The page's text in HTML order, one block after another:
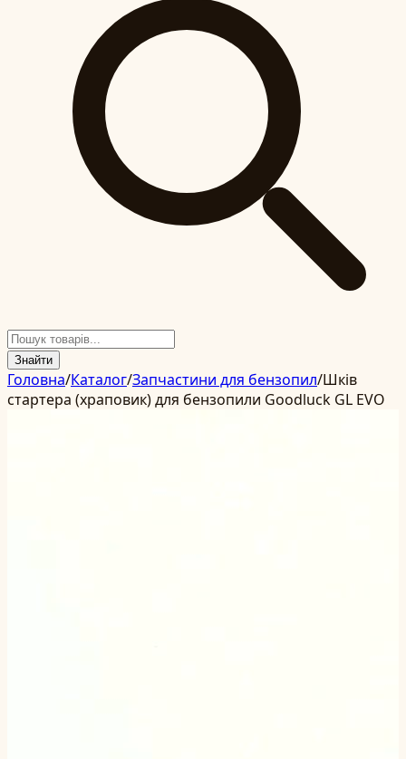
Знайти
Головна/Каталог/Запчастини для бензопил/Шків
стартера (храповик) для бензопили Goodluck GL EVO